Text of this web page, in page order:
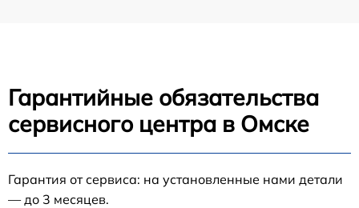
Гарантийные обязательства
сервисного центра в Омске
Гарантия от сервиса: на установленные нами детали
— до 3 месяцев.